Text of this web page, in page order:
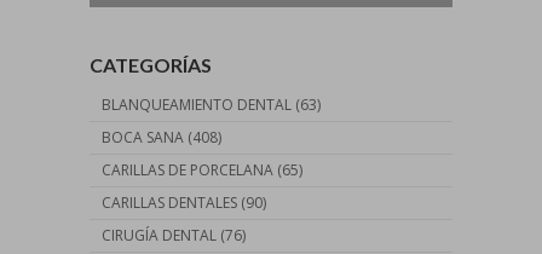
CATEGORÍAS
BLANQUEAMIENTO DENTAL (63)
BOCA SANA (408)
CARILLAS DE PORCELANA (65)
CARILLAS DENTALES (90)
CIRUGÍA DENTAL (76)